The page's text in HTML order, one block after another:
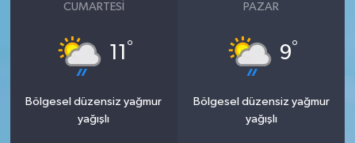
CUMARTESI
11 °
Bölgesel düzensiz yağmur
yağışlı
PAZAR
9°
Bölgesel düzensiz yağmur
yağışlı